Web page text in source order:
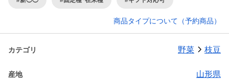
商品タイプについて（予約商品）
カテゴリ 野菜 枝豆
産地 山形県